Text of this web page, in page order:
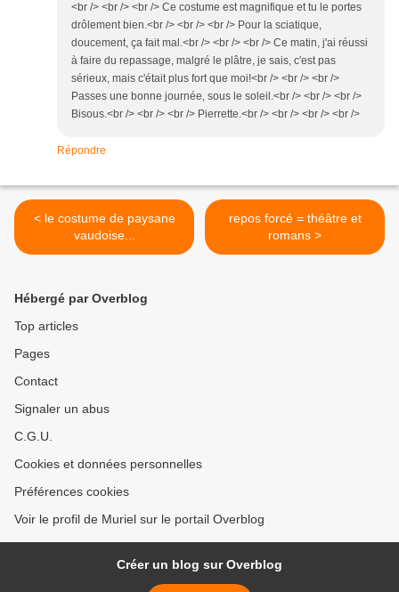
<br /> <br /> <br /> Ce costume est magnifique et tu le portes
drôlement bien.<br /> <br /> <br /> Pour la sciatique,
doucement, ça fait mal.<br /> <br /> <br /> Ce matin, j'ai réussi
à faire du repassage, malgré le plâtre, je sais, c'est pas
sérieux, mais c'était plus fort que moi!<br /> <br /> <br />
Passes une bonne journée, sous le soleil.<br /> <br /> <br />
Bisous.<br /> <br /> <br /> Pierrette.<br /> <br /> <br /> <br />
Répondre
< le costume de paysane
vaudoise...
repos forcé = théâtre et
romans >
Hébergé par Overblog
Top articles
Pages
Contact
Signaler un abus
C.G.U.
Cookies et données personnelles
Préférences cookies
Voir le profil de Muriel sur le portail Overblog
Créer un blog sur Overblog